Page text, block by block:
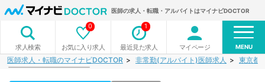
医師の求人・転職・アルバイトはマイナビDOCTOR
求人検索 お気に入り求人
0
最近見た求人
1
マイページ MENU
医師求人・転職のマイナビDOCTOR 非常勤(アルバイト)医師求人 東京都